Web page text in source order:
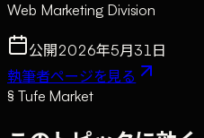
Web Marketing Division
公開2026年5月31日
執筆者ページを見る
§ Tufe Market